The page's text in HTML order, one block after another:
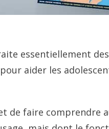
essentiellement
aider les
de faire comprendre